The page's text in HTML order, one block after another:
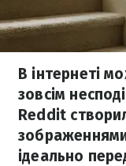
В інтернеті
зовсім
Reddit
ідеально